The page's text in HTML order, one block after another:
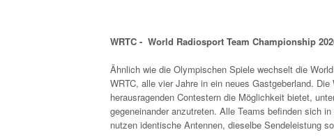
WRTC - World Radiosport Team Championship
Ähnlich wie die Olympischen Spiele wechselt die
WRTC, alle vier Jahre in ein neues Gastgeberland.
herausragenden Contestern die Möglichkeit bietet,
gegeneinander anzutreten. Alle Teams befinden sich
nutzen identische Antennen, dieselbe Sendeleistung